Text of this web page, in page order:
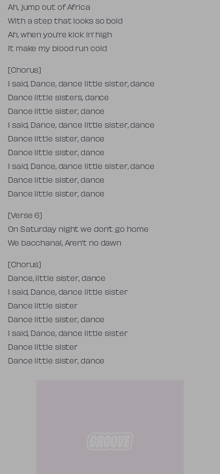
Ah, jump out of Africa
With a step that looks so bold
Ah, when you’re kick in’ high
It make my blood run cold
[Chorus]
I said, Dance, dance little sister, dance
Dance little sisters, dance
Dance little sister, dance
I said, Dance, dance little sister, dance
Dance little sister, dance
Dance little sister, dance
I said, Dance, dance little sister, dance
Dance little sister, dance
Dance little sister, dance
[Verse 6]
On Saturday night we don’t go home
We bacchanal, Aren’t no dawn
[Chorus]
Dance, little sister, dance
I said, Dance, dance little sister
Dance little sister
Dance little sister, dance
I said, Dance, dance little sister
Dance little sister
Dance little sister, dance